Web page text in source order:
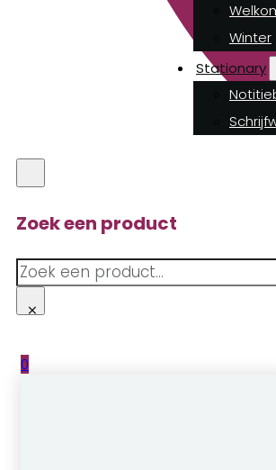
Winter
Stationary
Zoek een product
Zoeken
×
0